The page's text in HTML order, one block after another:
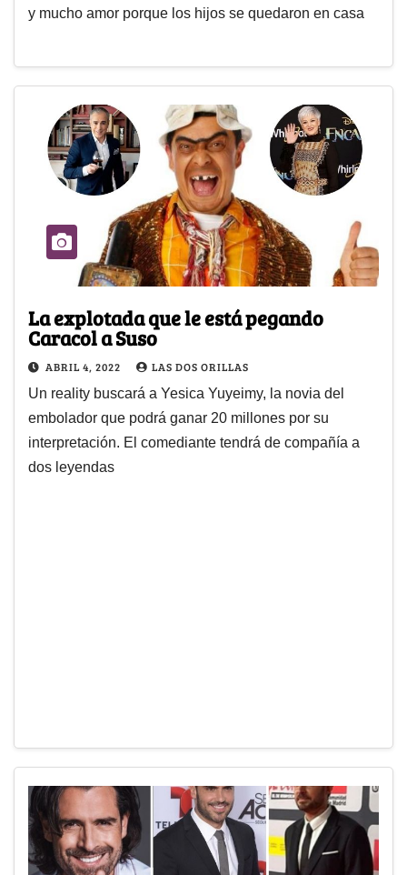
y mucho amor porque los hijos se quedaron en casa
La explotada que le está pegando
Caracol a Suso
ABRIL 4, 2022 LAS DOS ORILLAS
Un reality buscará a Yesica Yuyeimy, la novia del
embolador que podrá ganar 20 millones por su
interpretación. El comediante tendrá de compañía a
dos leyendas